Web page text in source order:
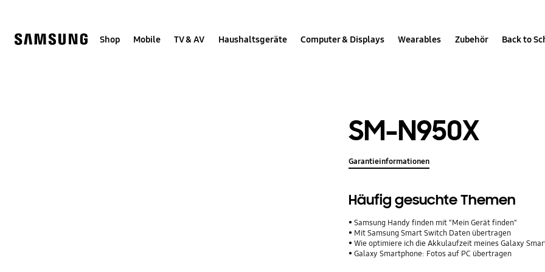
help
Shop Mobile TV & AV Haushaltsgeräte Computer & Displays Wearables Zubehör Back to
SM-N950X
Garantieinformationen
Häufig gesuchte Themen
Samsung Handy finden mit "Mein Gerät finden"
Mit Samsung Smart Switch Daten übertragen
Wie optimiere ich die Akkulaufzeit meines Galaxy
Galaxy Smartphone: Fotos auf PC übertragen